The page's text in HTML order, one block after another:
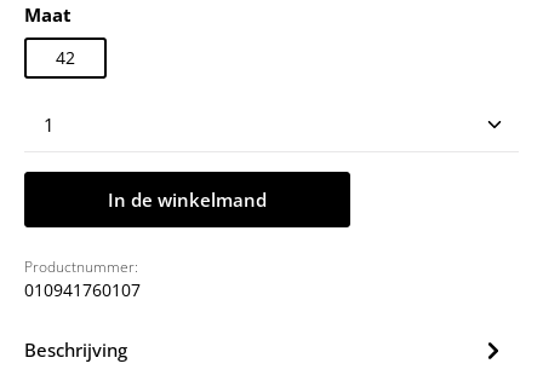
Selecteer
Maat
42
Producthoeveelheid: Voer de gewenste
In de winkelmand
Productnummer:
010941760107
Beschrijving